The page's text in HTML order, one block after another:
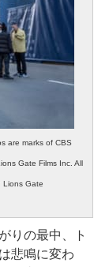
are marks of CBS
Gate Films Inc. All
Lions Gate
りの最中、ト
悲鳴に変わ